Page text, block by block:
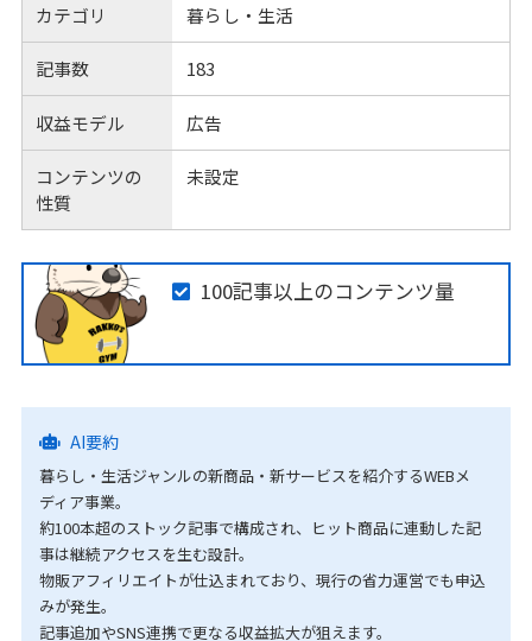
カテゴリ 暮らし・生活
記事数 183
収益モデル 広告
コンテンツの
性質
未設定
100記事以上のコンテンツ量
AI要約
暮らし・生活ジャンルの新商品・新サービスを紹介するWEBメ
ディア事業。
約100本超のストック記事で構成され、ヒット商品に連動した記
事は継続アクセスを生む設計。
物販アフィリエイトが仕込まれており、現行の省力運営でも申込
みが発生。
記事追加やSNS連携で更なる収益拡大が狙えます。